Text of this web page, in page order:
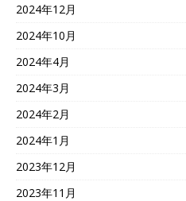
2024年12月
2024年10月
2024年4月
2024年3月
2024年2月
2024年1月
2023年12月
2023年11月